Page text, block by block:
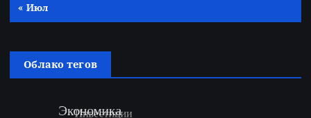
« Июл
Облако тегов